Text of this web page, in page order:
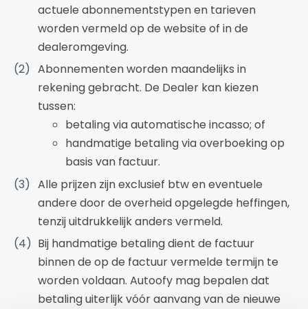
actuele abonnementstypen en tarieven
worden vermeld op de website of in de
dealeromgeving.
Abonnementen worden maandelijks in
rekening gebracht. De Dealer kan kiezen
tussen:
betaling via automatische incasso; of
handmatige betaling via overboeking op
basis van factuur.
Alle prijzen zijn exclusief btw en eventuele
andere door de overheid opgelegde heffingen,
tenzij uitdrukkelijk anders vermeld.
Bij handmatige betaling dient de factuur
binnen de op de factuur vermelde termijn te
worden voldaan. Autoofy mag bepalen dat
betaling uiterlijk vóór aanvang van de nieuwe